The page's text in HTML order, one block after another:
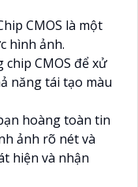
CMOS là một
hình ảnh.
chip CMOS để xử
năng tái tạo màu
hoàng toàn tin
ảnh rõ nét và
hiện và nhận